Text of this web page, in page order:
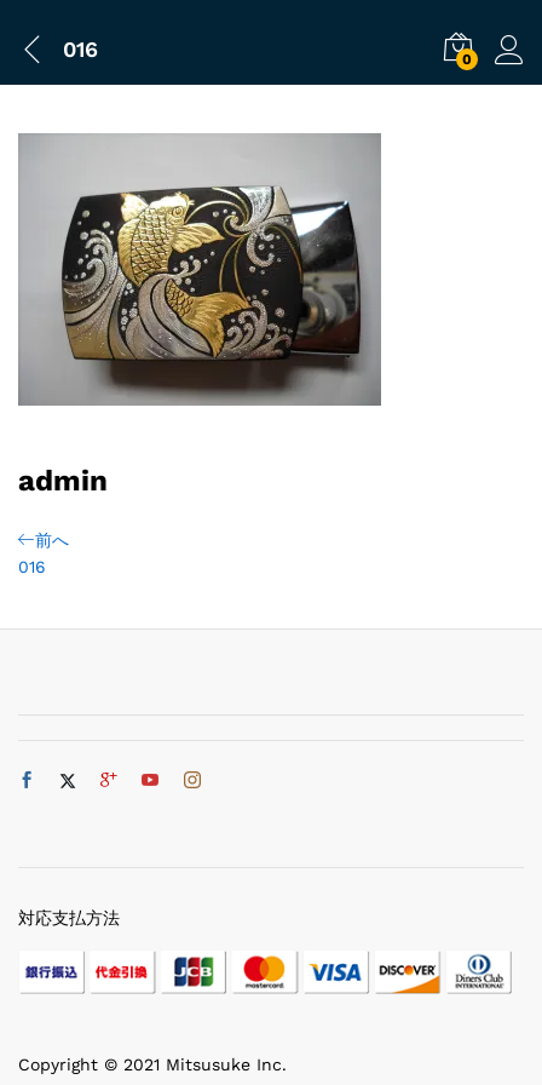
016 0
admin
前へ
016
Copyright © 2021 Mitsusuke Inc.
対応支払方法